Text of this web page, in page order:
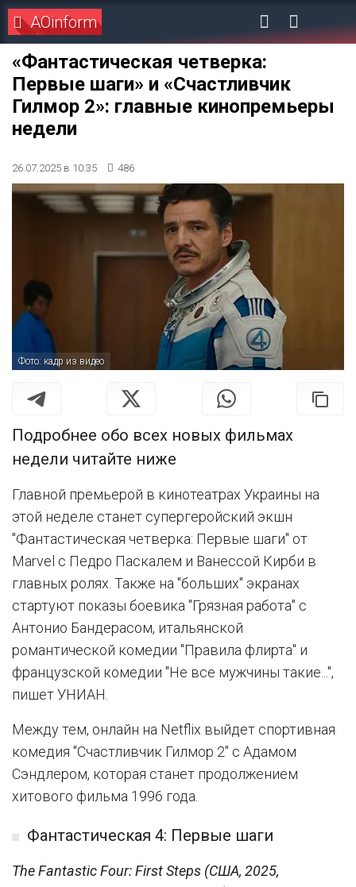
AOinform
«Фантастическая четверка:
Первые шаги» и «Счастливчик
Гилмор 2»: главные кинопремьеры
недели
26.07.2025 в 10:35 486
Фото: кадр из видео
Подробнее обо всех новых фильмах
недели читайте ниже
Главной премьерой в кинотеатрах Украины на
этой неделе станет супергеройский экшн
"Фантастическая четверка: Первые шаги" от
Marvel с Педро Паскалем и Ванессой Кирби в
главных ролях. Также на "больших" экранах
стартуют показы боевика "Грязная работа" с
Антонио Бандерасом, итальянской
романтической комедии "Правила флирта" и
французской комедии "Не все мужчины такие...",
пишет УНИАН.
Между тем, онлайн на Netflix выйдет спортивная
комедия "Счастливчик Гилмор 2" с Адамом
Сэндлером, которая станет продолжением
хитового фильма 1996 года.
Фантастическая 4: Первые шаги
The Fantastic Four: First Steps (США, 2025,